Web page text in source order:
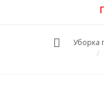
Уборка